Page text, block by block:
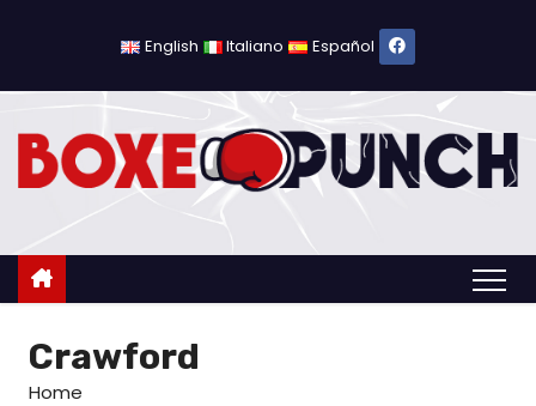
c
English Italiano Español
Crawford
Home